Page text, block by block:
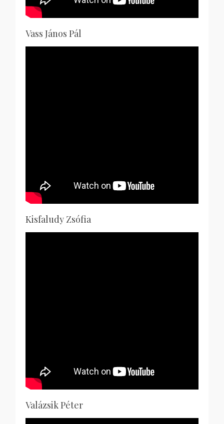
Vass János Pál
Kisfaludy Zsófia
Valázsik Péter